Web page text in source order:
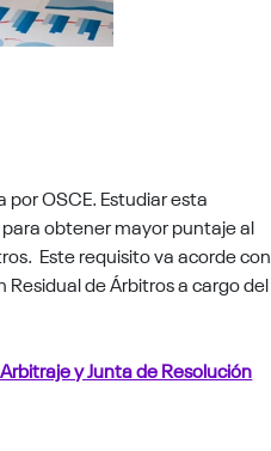
OSCE. Estudiar esta
paraobtener mayor puntaje al
Este requisito va acorde con
de Árbitros a cargo del
y Junta de Resolución